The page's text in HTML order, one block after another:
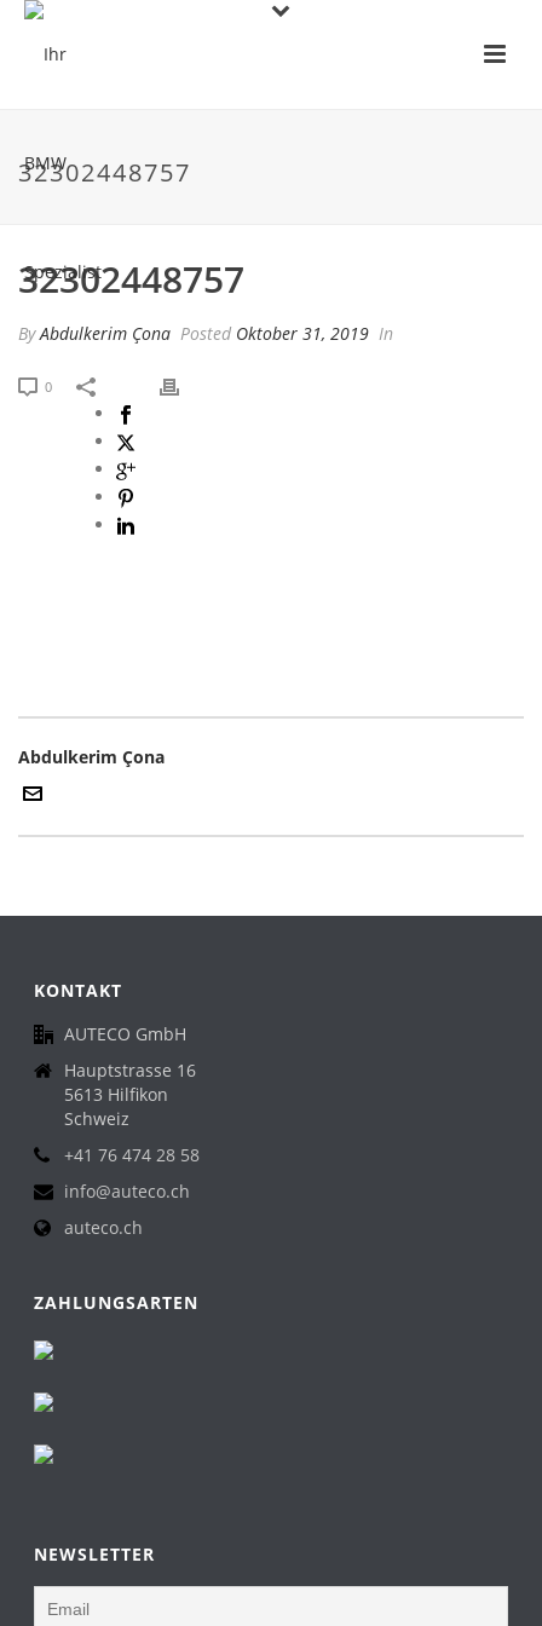
32302448757
32302448757
ByAbdulkerim Çona Posted Oktober 31, 2019 In
0
Abdulkerim Çona
KONTAKT
AUTECO GmbH
Hauptstrasse 16
5613 Hilfikon
Schweiz
+41 76 474 28 58
info@auteco.ch
auteco.ch
ZAHLUNGSARTEN
NEWSLETTER